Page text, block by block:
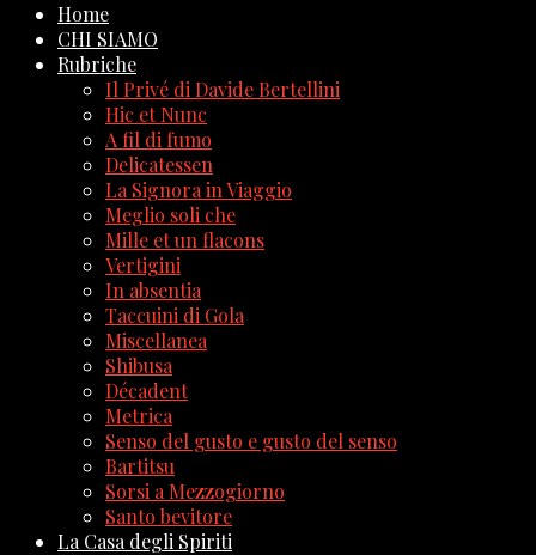
Home
CHI SIAMO
Rubriche
Il Privé di Davide Bertellini
Hic et Nunc
A fil di fumo
Delicatessen
La Signora in Viaggio
Meglio soli che
Mille et un flacons
Vertigini
In absentia
Taccuini di Gola
Miscellanea
Shibusa
Décadent
Metrica
Senso del gusto e gusto del senso
Bartitsu
Sorsi a Mezzogiorno
Santo bevitore
La Casa degli Spiriti